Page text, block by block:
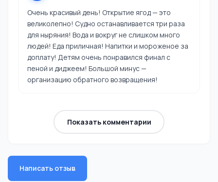
Очень красивый день! Открытие ягод — это
великолепно! Судно останавливается три раза
для ныряния! Вода и вокруг не слишком много
людей! Еда приличная! Напитки и мороженое за
доплату! Детям очень понравился финал с
пеной и диджеем! Большой минус —
организацию обратного возвращения!
Показать комментарии
Написать отзыв